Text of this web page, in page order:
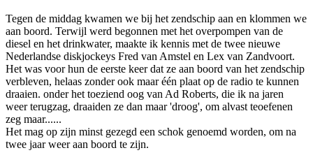
Tegen de middag kwamen we bij het zendschip aan en klommen we
aan boord. Terwijl werd begonnen met het overpompen van de
diesel en het drinkwater, maakte ik kennis met de twee nieuwe
Nederlandse diskjockeys Fred van Amstel en Lex van Zandvoort.
Het was voor hun de eerste keer dat ze aan boord van het zendschip
verbleven, helaas zonder ook maar één plaat op de radio te kunnen
draaien. o­nder het toeziend oog van Ad Roberts, die ik na jaren
weer terugzag, draaiden ze dan maar 'droog', om alvast teoefenen
zeg maar......
Het mag op zijn minst gezegd een schok genoemd worden, om na
twee jaar weer aan boord te zijn.